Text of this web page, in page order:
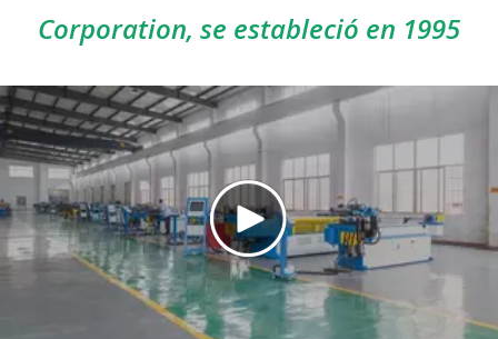
Corporation, se estableció en 1995